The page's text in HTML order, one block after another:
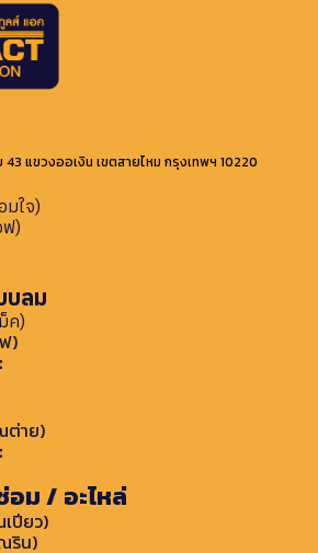
แขวงออเงิน เขตสายไหม กรุงเทพฯ 10220
ใจ)
)
บลม
ค)
)
ต่าย)
อม / อะไหล่
ปียว)
ริน)